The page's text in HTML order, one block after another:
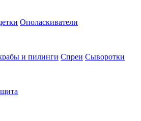
Ополаскиватели
и пилинги Спреи Сыворотки